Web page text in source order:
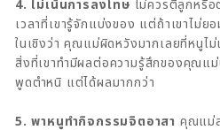
4. ไม่เน้นการลงโทษ ไม่ควรตีลูกหรื
เวลาที่เขารู้จักแบ่งของ แต่ถ้าเขาไม่ย
ในเชิงว่า คุณแม่ผิดหวังมากเลยที่หนูไ
สิ่งที่เขาทำมีผลต่อความรู้สึกของคุณแ
พูดตำหนิ แต่ได้ผลมากกว่า
5. พาหนูทำกิจกรรมจิตอาสา คุณแม่